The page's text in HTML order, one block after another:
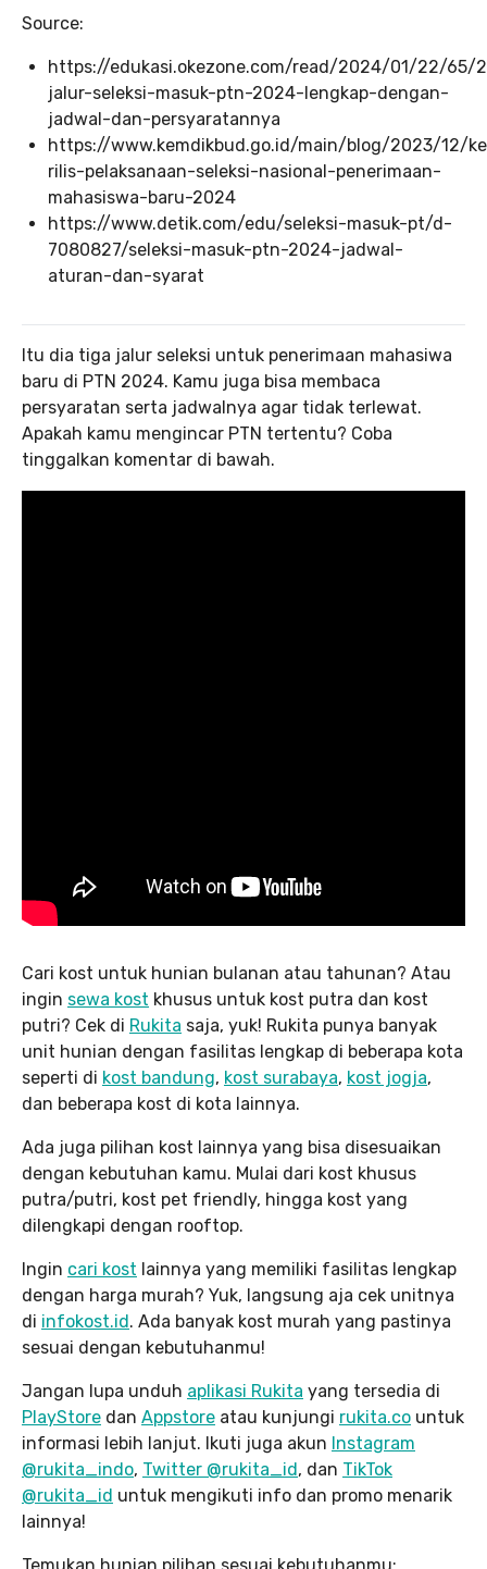
Source:
https://edukasi.okezone.com/read/2024/01/22/65/
jalur-seleksi-masuk-ptn-2024-lengkap-dengan-
jadwal-dan-persyaratannya
https://www.kemdikbud.go.id/main/blog/2023/12/
rilis-pelaksanaan-seleksi-nasional-penerimaan-
mahasiswa-baru-2024
https://www.detik.com/edu/seleksi-masuk-pt/d-
7080827/seleksi-masuk-ptn-2024-jadwal-
aturan-dan-syarat
Itu dia tiga jalur seleksi untuk penerimaan mahasiwa
baru di PTN 2024. Kamu juga bisa membaca
persyaratan serta jadwalnya agar tidak terlewat.
Apakah kamu mengincar PTN tertentu? Coba
tinggalkan komentar di bawah.
Cari kost untuk hunian bulanan atau tahunan? Atau
ingin sewa kost khusus untuk kost putra dan kost
putri? Cek di Rukita saja, yuk! Rukita punya banyak
unit hunian dengan fasilitas lengkap di beberapa kota
seperti di kost bandung, kost surabaya, kost jogja,
dan beberapa kost di kota lainnya.
Ada juga pilihan kost lainnya yang bisa disesuaikan
dengan kebutuhan kamu. Mulai dari kost khusus
putra/putri, kost pet friendly, hingga kost yang
dilengkapi dengan rooftop.
Ingin cari kost lainnya yang memiliki fasilitas lengkap
dengan harga murah? Yuk, langsung aja cek unitnya
di infokost.id . Ada banyak kost murah yang pastinya
sesuai dengan kebutuhanmu!
Jangan lupa unduh aplikasi Rukita yang tersedia di
PlayStore dan Appstore atau kunjungi rukita.co untuk
informasi lebih lanjut. Ikuti juga akun Instagram
@rukita_indo, Twitter @rukita_id , dan TikTok
@rukita_id untuk mengikuti info dan promo menarik
lainnya!